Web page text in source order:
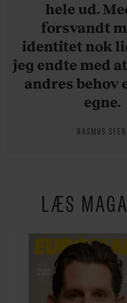
hele ud.
forsvandt
identitet nok
jeg endte med
andres behov
egne.
RASMUS
LÆS